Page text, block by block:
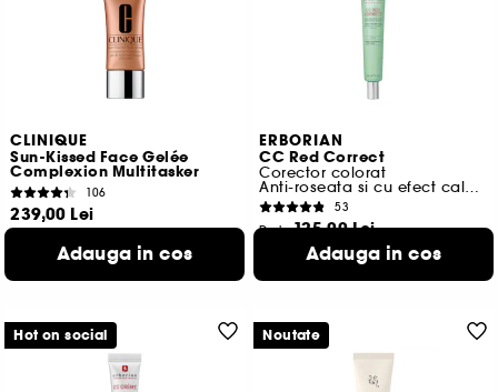
CLINIQUE
Sun-Kissed Face Gelée
Complexion Multitasker
106
239,00 Lei
796,67 Lei
Adauga in cos
ERBORIAN
CC Red Correct
Corector colorat
Anti-roseata si cu efect calmant
53
De la125,00 Lei
562,50 Lei /100ml
2 variante disponibile
Adauga in cos
Hot on social Noutate